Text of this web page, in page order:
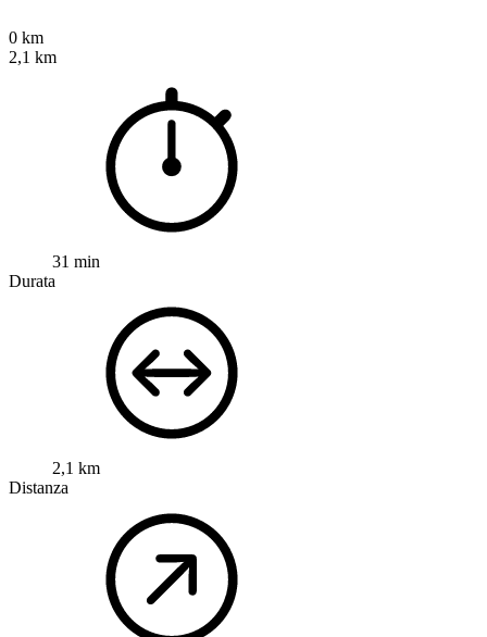
0 km
2,1 km
31 min
Durata
2,1 km
Distanza